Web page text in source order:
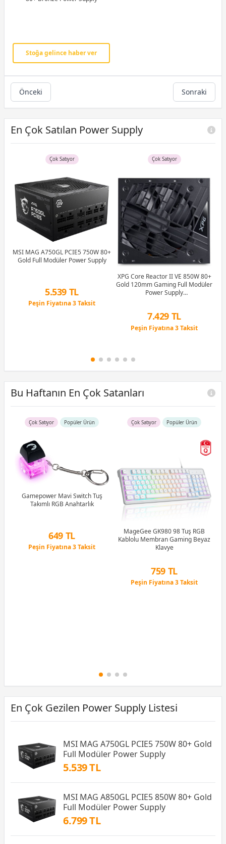
Stoğa gelince haber ver
Önceki Sonraki
En Çok Satılan Power Supply
Çok Satıyor
MSI MAG A750GL PCIE5 750W 80+
Gold Full Modüler Power Supply
5.539 TL
Peşin Fiyatına 3 Taksit
Çok Satıyor
XPG Core Reactor II VE 850W 80+
Gold 120mm Gaming Full Modüler
Power Supply
7.429 TL
Peşin Fiyatına 3 Taksit
Bu Haftanın En Çok Satanları
Çok Satıyor Popüler Ürün
Gamepower Mavi Switch Tuş
Takımlı RGB Anahtarlık
649 TL
Peşin Fiyatına 3 Taksit
Çok Satıyor Popüler Ürün
MageGee GK980 98 Tuş RGB
Kablolu Membran Gaming Beyaz
Klavye
759 TL
Peşin Fiyatına 3 Taksit
En Çok Gezilen Power Supply Listesi
MSI MAG A750GL PCIE5 750W 80+ Gold
Full Modüler Power Supply
5.539 TL
MSI MAG A850GL PCIE5 850W 80+ Gold
Full Modüler Power Supply
6.799 TL